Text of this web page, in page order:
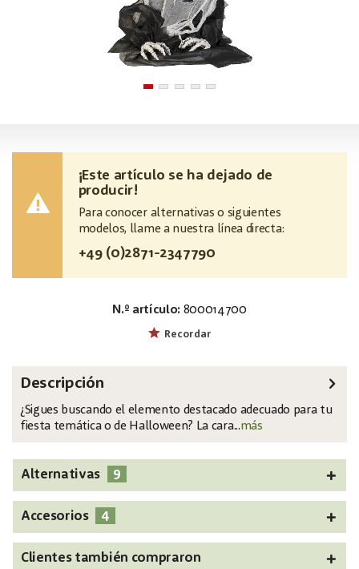
¡Este artículo se ha dejado de
producir!
Para conocer alternativas o siguientes
modelos, llame a nuestra línea directa:
+49 (0)2871-2347790
N.º artículo: 800014700
Recordar
Descripción
¿Sigues buscando el elemento destacado adecuado para tu
fiesta temática o de Halloween? La cara...más
Alternativas 9
Accesorios 4
Clientes también compraron